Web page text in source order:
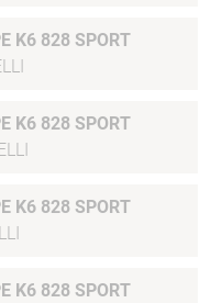
K6 828 SPORT
K6 828 SPORT
K6 828 SPORT
K6 828 SPORT